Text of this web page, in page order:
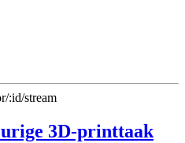
:id/stream
3D-printtaak